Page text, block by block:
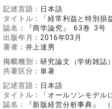
記述言語： 日本語
タイトル：
「経常利益と特別損
誌名：
『商学論究』 63巻 3号
出版年月： 2016年03月
著者： 井上達男
掲載種別：研究論文（学術雑誌）
共著区分：単著
記述言語： 日本語
タイトル：
「オールソンモデル
誌名：
『新版経営分析事典』